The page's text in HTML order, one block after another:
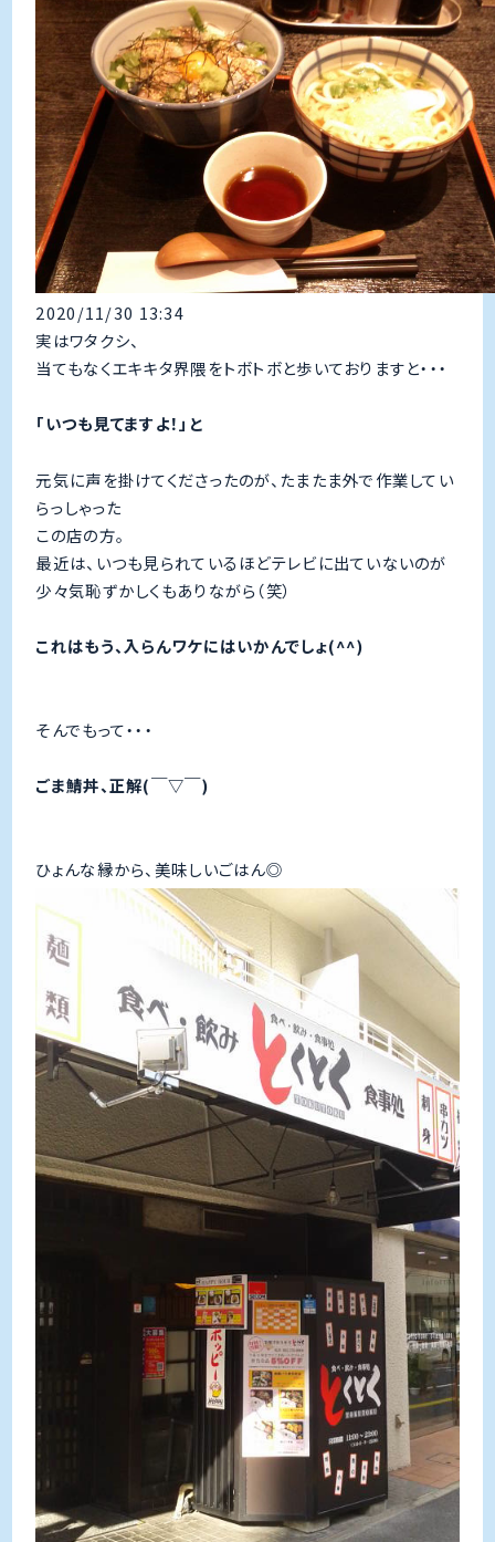
2020/11/30 13:34
実はワタクシ、
当てもなくエキキタ界隈をトボトボと歩いておりますと・・・
「いつも見てますよ！」と
元気に声を掛けてくださったのが、たまたま外で作業してい
らっしゃった
この店の方。
最近は、いつも見られているほどテレビに出ていないのが
少々気恥ずかしくもありながら（笑）
これはもう、入らんワケにはいかんでしょ(^^)
そんでもって・・・
ごま鯖丼、正解(￣▽￣)
ひょんな縁から、美味しいごはん◎